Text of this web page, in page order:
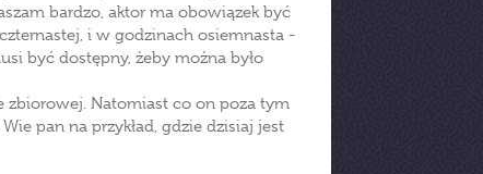
bardzo, aktor ma obowiązek być
i w godzinach osiemnasta -
być dostępny, żeby można było
zbiorowej. Natomiast co on poza tym
pan na przykład, gdzie dzisiaj jest